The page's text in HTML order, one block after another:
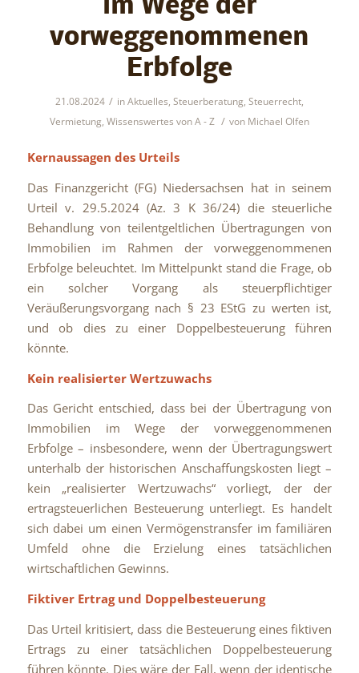
im Wege der
vorweggenommenen
Erbfolge
21.08.2024 / inAktuelles, Steuerberatung, Steuerrecht,
Vermietung, Wissenswertes von A - Z / von Michael Olfen
Kernaussagen des Urteils
Das Finanzgericht (FG) Niedersachsen hat in seinem
Urteil v. 29.5.2024 (Az. 3 K 36/24) die steuerliche
Behandlung von teilentgeltlichen Übertragungen von
Immobilien im Rahmen der vorweggenommenen
Erbfolge beleuchtet. Im Mittelpunkt stand die Frage, ob
ein solcher Vorgang als steuerpflichtiger
Veräußerungsvorgang nach § 23 EStG zu werten ist,
und ob dies zu einer Doppelbesteuerung führen
könnte.
Kein realisierter Wertzuwachs
Das Gericht entschied, dass bei der Übertragung von
Immobilien im Wege der vorweggenommenen
Erbfolge – insbesondere, wenn der Übertragungswert
unterhalb der historischen Anschaffungskosten liegt –
kein „realisierter Wertzuwachs“ vorliegt, der der
ertragsteuerlichen Besteuerung unterliegt. Es handelt
sich dabei um einen Vermögenstransfer im familiären
Umfeld ohne die Erzielung eines tatsächlichen
wirtschaftlichen Gewinns.
Fiktiver Ertrag und Doppelbesteuerung
Das Urteil kritisiert, dass die Besteuerung eines fiktiven
Ertrags zu einer tatsächlichen Doppelbesteuerung
führen könnte. Dies wäre der Fall, wenn der identische